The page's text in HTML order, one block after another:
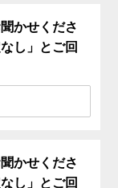
かせくださ
し」とご回
かせくださ
し」とご回